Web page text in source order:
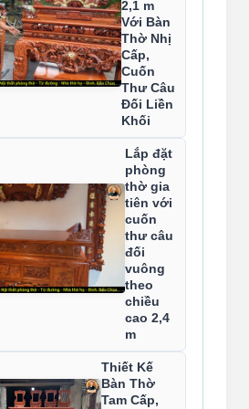
2,1 m
Với Bàn
Thờ Nhị
Cấp,
Cuốn
Thư Câu
Đối Liền
Khối
Lắp đặt
phòng
thờ gia
tiên với
cuốn
thư câu
đối
vuông
theo
chiều
cao 2,4
m
Thiết Kế
Bàn Thờ
Tam Cấp,